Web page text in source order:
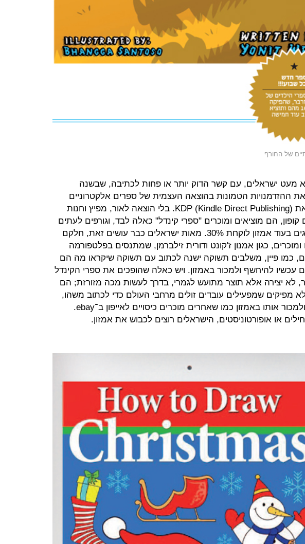
של החורף
מעט ישראלים, עם קשר הדוק יותר או פחות לכתיבה, שבשנה
את ההזדמנויות הטמונות בהוצאה העצמית של ספרים אלקטרוניים
באמזון, שנקראת KDP (Kindle Direct Publishing). בלי הוצאה לאור, מפיץ וחנות
קופון, הם מוציאים ומוכרים "ספרי קינדל" כאלה לבד, וגורפים לעתים
70% מהתמלוגים בעוד אמזון לוקחת 30%. מאות ישראלים כבר עושים זאת, חלקם
ומוכרים, כגון אמנון ז'קונט ודורית זילברמן, שמתנסים בפלטפורמה
כמו פיין, משלבים תשוקה ישנה לכתוב עם תשוקה שיקראו מה הם
עכשיו להיחשף ולמכור באמזון. ויש כאלה שהופכים את ספרי הקינדל
לא יצירה אלא תוצר מתועש לגמרי, בדרך לעשות מכה מזורזת; הם
מפיקים שמפעילים עובדים זולים מרחבי העולם כדי לכתוב משהו,
לאייר איכשהו ולמכור אותו באמזון כמו שאחרים מוכרים כיסויים לאייפון ב־ebay.
או אופורטוניסטים, הישראלים רוצים לכבוש את אמזון.